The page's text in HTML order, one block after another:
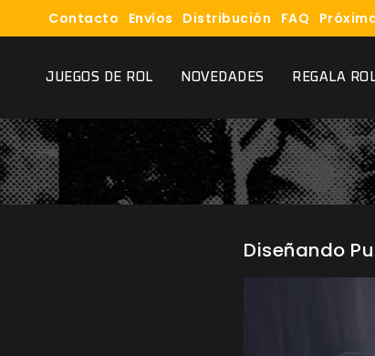
Contacto Envíos Distribución FAQ
JUEGOS DE ROL NOVEDADES REGALA
Diseñando